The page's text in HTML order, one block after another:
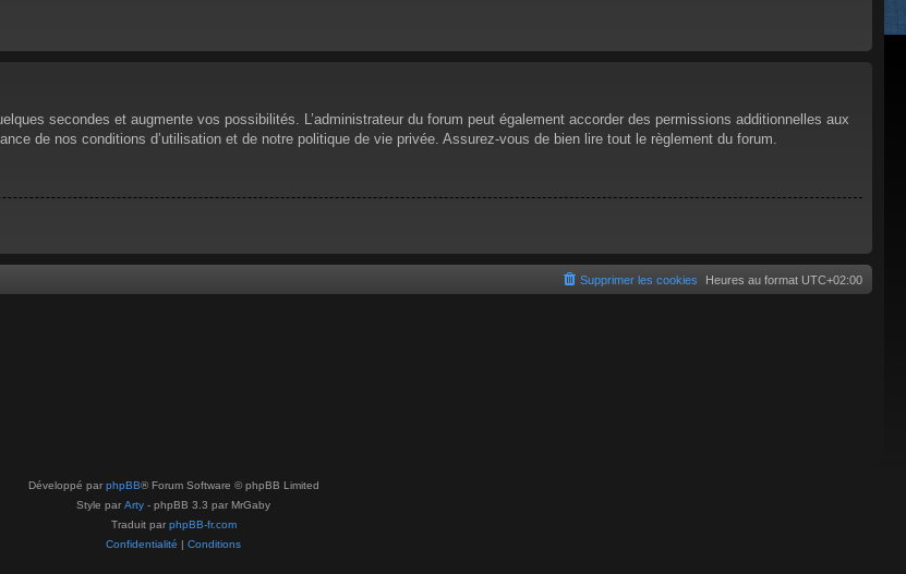
secondes et augmente vos possibilités. L’administrateur du forum peut également accorder des permissions additionnelles aux
de nos conditions d’utilisation et de notre politique de vie privée. Assurez-vous de bien lire tout le règlement du forum.
Heures au format UTC+02:00
Supprimer les cookies
Développé par phpBB® Forum Software © phpBB Limited
Style par Arty - phpBB 3.3 par MrGaby
Traduit par phpBB-fr.com
Confidentialité | Conditions